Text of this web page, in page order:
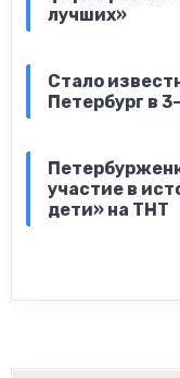
лучших»
Стало
Петербург в
участие в
дети» на ТНТ